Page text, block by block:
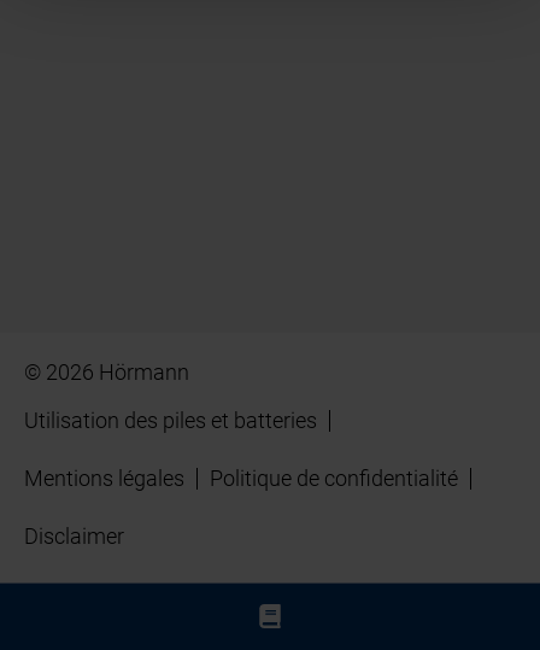
© 2026 Hörmann
Utilisation des piles et batteries
Mentions légales Politique de confidentialité
Disclaimer